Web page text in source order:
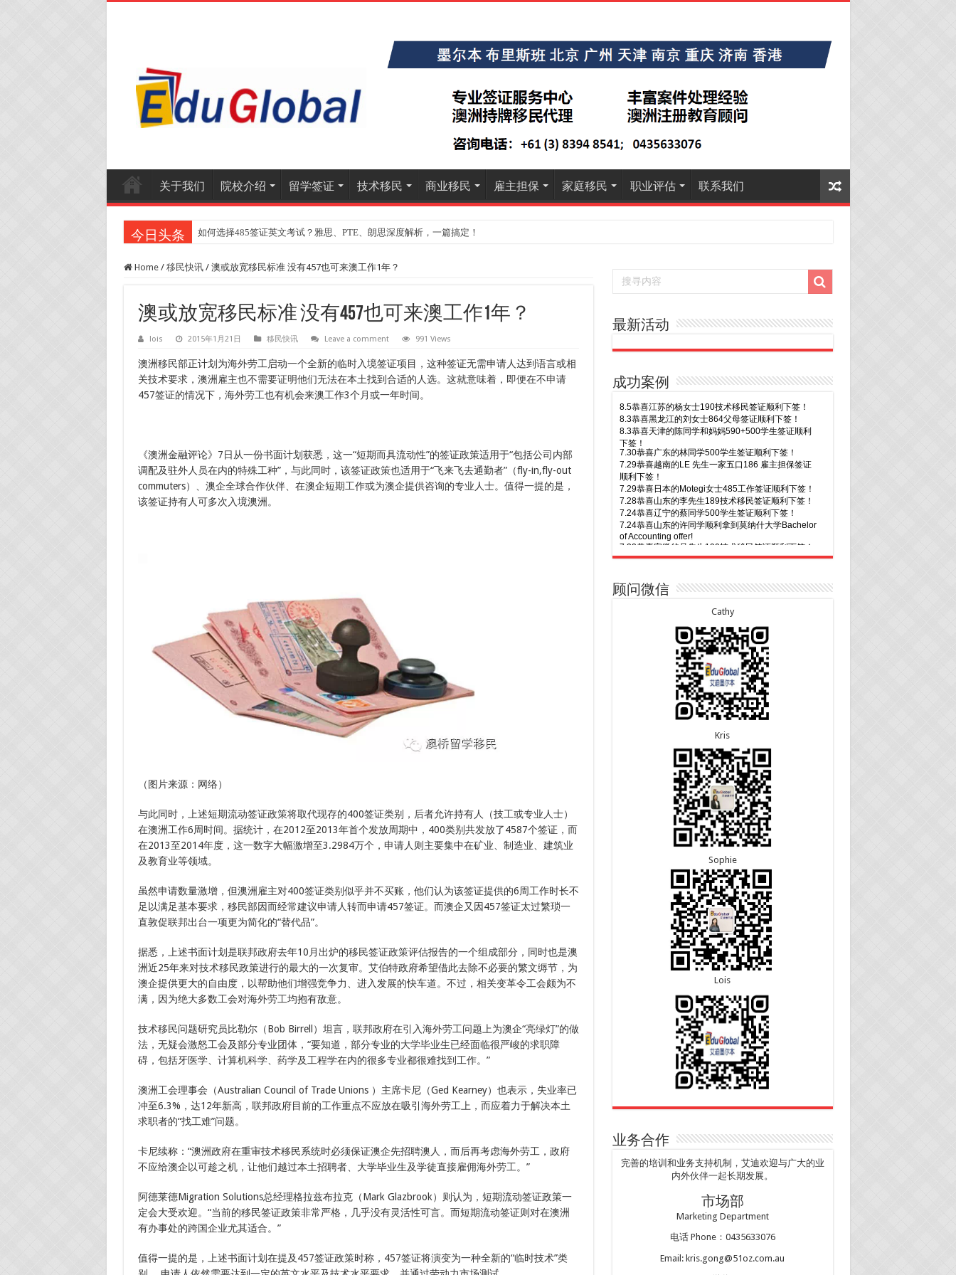
关于我们 院校介绍 留学签证 技术移民 商业移民 雇主担保 家庭移民 职业评估 联系我们
今日头条 如何选择485签证英文考试？雅思、PTE、朗思深度解析，一篇搞定！
Home / 移民快讯 / 澳或放宽移民标准 没有457也可来澳工作1年？
澳或放宽移民标准 没有457也可来澳工作1年？
lois 2015年1月21日 移民快讯 Leave a comment 991 Views
澳洲移民部正计划为海外劳工启动一个全新的临时入境签证项目，这种签证无需申请人达到语言或相
关技术要求，澳洲雇主也不需要证明他们无法在本土找到合适的人选。这就意味着，即便在不申请
457签证的情况下，海外劳工也有机会来澳工作3个月或一年时间。
《澳洲金融评论》7日从一份书面计划获悉，这一“短期而具流动性”的签证政策适用于“包括公司内部
调配及驻外人员在内的特殊工种”，与此同时，该签证政策也适用于“飞来飞去通勤者”（fly-in,fly-out
commuters）、澳企全球合作伙伴、在澳企短期工作或为澳企提供咨询的专业人士。值得一提的是，
该签证持有人可多次入境澳洲。
（图片来源：网络）
与此同时，上述短期流动签证政策将取代现存的400签证类别，后者允许持有人（技工或专业人士）
在澳洲工作6周时间。据统计，在2012至2013年首个发放周期中，400类别共发放了4587个签证，而
在2013至2014年度，这一数字大幅激增至3.2984万个，申请人则主要集中在矿业、制造业、建筑业
及教育业等领域。
虽然申请数量激增，但澳洲雇主对400签证类别似乎并不买账，他们认为该签证提供的6周工作时长不
足以满足基本要求，移民部因而经常建议申请人转而申请457签证。而澳企又因457签证太过繁琐一
直敦促联邦出台一项更为简化的“替代品”。
据悉，上述书面计划是联邦政府去年10月出炉的移民签证政策评估报告的一个组成部分，同时也是澳
洲近25年来对技术移民政策进行的最大的一次复审。艾伯特政府希望借此去除不必要的繁文缛节，为
澳企提供更大的自由度，以帮助他们增强竞争力、进入发展的快车道。不过，相关变革令工会颇为不
满，因为绝大多数工会对海外劳工均抱有敌意。
技术移民问题研究员比勒尔（Bob Birrell）坦言，联邦政府在引入海外劳工问题上为澳企“亮绿灯”的做
法，无疑会激怒工会及部分专业团体，“要知道，部分专业的大学毕业生已经面临很严峻的求职障
碍，包括牙医学、计算机科学、药学及工程学在内的很多专业都很难找到工作。”
澳洲工会理事会（Australian Council of Trade Unions ）主席卡尼（Ged Kearney）也表示，失业率已
冲至6.3%，达12年新高，联邦政府目前的工作重点不应放在吸引海外劳工上，而应着力于解决本土
求职者的“找工难”问题。
卡尼续称：“澳洲政府在重审技术移民系统时必须保证澳企先招聘澳人，而后再考虑海外劳工，政府
不应给澳企以可趁之机，让他们越过本土招聘者、大学毕业生及学徒直接雇佣海外劳工。”
阿德莱德Migration Solutions总经理格拉兹布拉克（Mark Glazbrook）则认为，短期流动签证政策一
定会大受欢迎。“当前的移民签证政策非常严格，几乎没有灵活性可言。而短期流动签证则对在澳洲
有办事处的跨国企业尤其适合。”
值得一提的是，上述书面计划在提及457签证政策时称，457签证将演变为一种全新的“临时技术”类
最新活动
成功案例
Business offer！
8.6恭喜江苏的谢先生600旅游签证顺利下签，三年多
8.5恭喜江苏的杨女士190技术移民签证顺利下签！
8.3恭喜黑龙江的刘女士864父母签证顺利下签！
8.3恭喜天津的陈同学和妈妈590+500学生签证顺利
7.30恭喜广东的林同学500学生签证顺利下签！
7.29恭喜越南的LE 先生一家五口186 雇主担保签证
顺利下签！
7.29恭喜日本的Motegi女士485工作签证顺利下签！
7.28恭喜山东的李先生189技术移民签证顺利下签！
7.24恭喜辽宁的蔡同学500学生签证顺利下签！
7.24恭喜山东的许同学顺利拿到莫纳什大学Bachelor
of Accounting offer!
7.22恭喜安徽的吴先生190技术移民签证顺利下签！
7.22恭喜尼泊尔的Shrestha先生491州担保签证顺利
下签！
签！
7.15恭喜江苏的曹同学500学生签证顺利下签！
7.13恭喜广东的邓同学500学生签证顺利下签！
7.9恭喜广东的喻同学500学生签证顺利下签！
7.8恭喜黑龙江的刘女士600旅游签证顺利下签，三年
7.7恭喜北京的王先生和孩子600旅游签证顺利下签，
三年多次往返！
顾问微信
Cathy
Kris
Sophie
Lois
业务合作
完善的培训和业务支持机制，艾迪欢迎与广大的业
内外伙伴一起长期发展。
市场部
Marketing Department
电话 Phone：0435633076
Email: kris.gong@51oz.com.au